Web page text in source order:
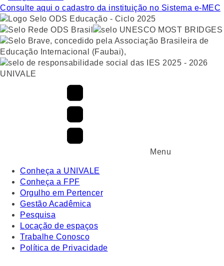
Consulte aqui o cadastro da instituição no Sistema e-MEC
UNIVALE
Menu
Conheça a UNIVALE
Conheça a FPF
Orgulho em Pertencer
Gestão Acadêmica
Pesquisa
Locação de espaços
Trabalhe Conosco
Política de Privacidade